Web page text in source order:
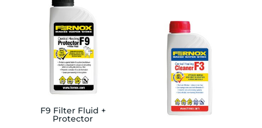
F9 Filter Fluid +
Protector